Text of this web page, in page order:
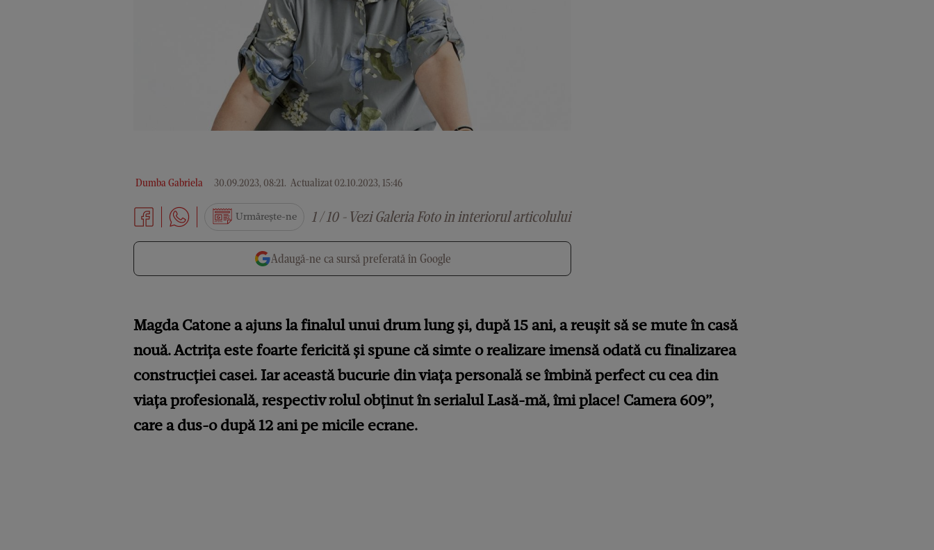
Dumba Gabriela 30.09.2023, 08:21. Actualizat 02.10.2023, 15:46
Urmărește-ne 1 / 10 - Vezi Galeria Foto in interiorul articolului
Adaugă-ne ca sursă preferată în Google
Magda Catone a ajuns la finalul unui drum lung și, după 15 ani, a reușit să se mute în casă
nouă. Actrița este foarte fericită și spune că simte o realizare imensă odată cu finalizarea
construcției casei. Iar această bucurie din viața personală se îmbină perfect cu cea din
viața profesională, respectiv rolul obținut în serialul Lasă-mă, îmi place! Camera 609”,
care a dus-o după 12 ani pe micile ecrane.